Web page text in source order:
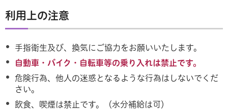
利用上の注意
手指衛生及び、換気にご協力をお願いいたします。
自動車・バイク・自転車等の乗り入れは禁止です。
危険行為、他人の迷惑となるような行為はしないでくだ
さい。
飲食、喫煙は禁止です。（水分補給は可）